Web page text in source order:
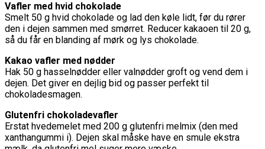
Vafler med hvid chokolade
Smelt 50 g hvid chokolade og lad den køle lidt, før du rører
den i dejen sammen med smørret. Reducer kakaoen til 20 g,
så du får en blanding af mørk og lys chokolade.
Kakao vafler med nødder
Hak 50 g hasselnødder eller valnødder groft og vend dem i
dejen. Det giver en dejlig bid og passer perfekt til
chokoladesmagen.
Glutenfri chokoladevafler
Erstat hvedemelet med 200 g glutenfri melmix (den med
xanthangummi i). Dejen skal måske have en smule ekstra